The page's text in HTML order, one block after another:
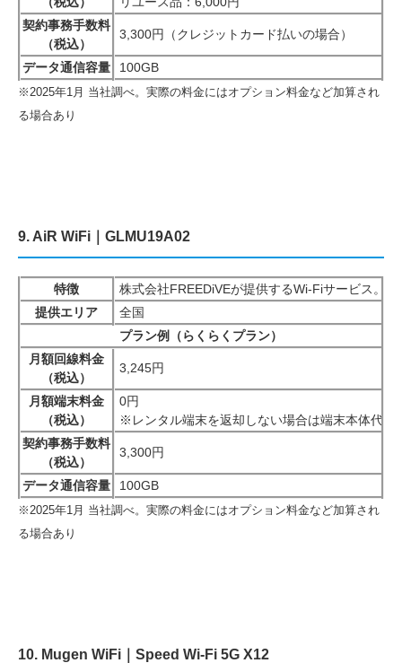
契約事務手数料
（税込）
3,300円（クレジットカード払いの場合）
データ通信容量 100GB
※2025年1月 当社調べ。実際の料金にはオプション料金など加算され
る場合あり
9. AiR WiFi｜GLMU19A02
特徴
株式会社FREEDiVEが提供するWi-Fiサービス。
提供エリア
全国
プラン例（らくらくプラン）
月額回線料金
（税込）
3,245円
月額端末料金
（税込）
0円
※レンタル端末を返却しない場合は端末本体代金
契約事務手数料
（税込）
3,300円
データ通信容量 100GB
※2025年1月 当社調べ。実際の料金にはオプション料金など加算され
る場合あり
10. Mugen WiFi｜Speed Wi-Fi 5G X12